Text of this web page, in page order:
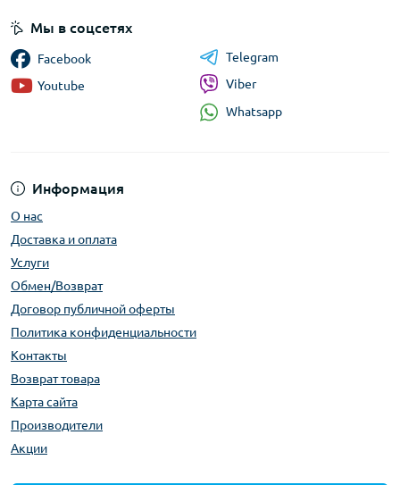
Информация
О нас
Доставка и оплата
Услуги
Обмен/Возврат
Договор публичной оферты
Политика конфиденциальности
Контакты
Возврат товара
Карта сайта
Производители
Акции
Мы в соцсетях
Facebook
Youtube
Telegram
Viber
Whatsapp